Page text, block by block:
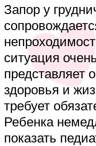
Запор у
ситуация
представляет
здоровья и
требует
Ребенка
показать